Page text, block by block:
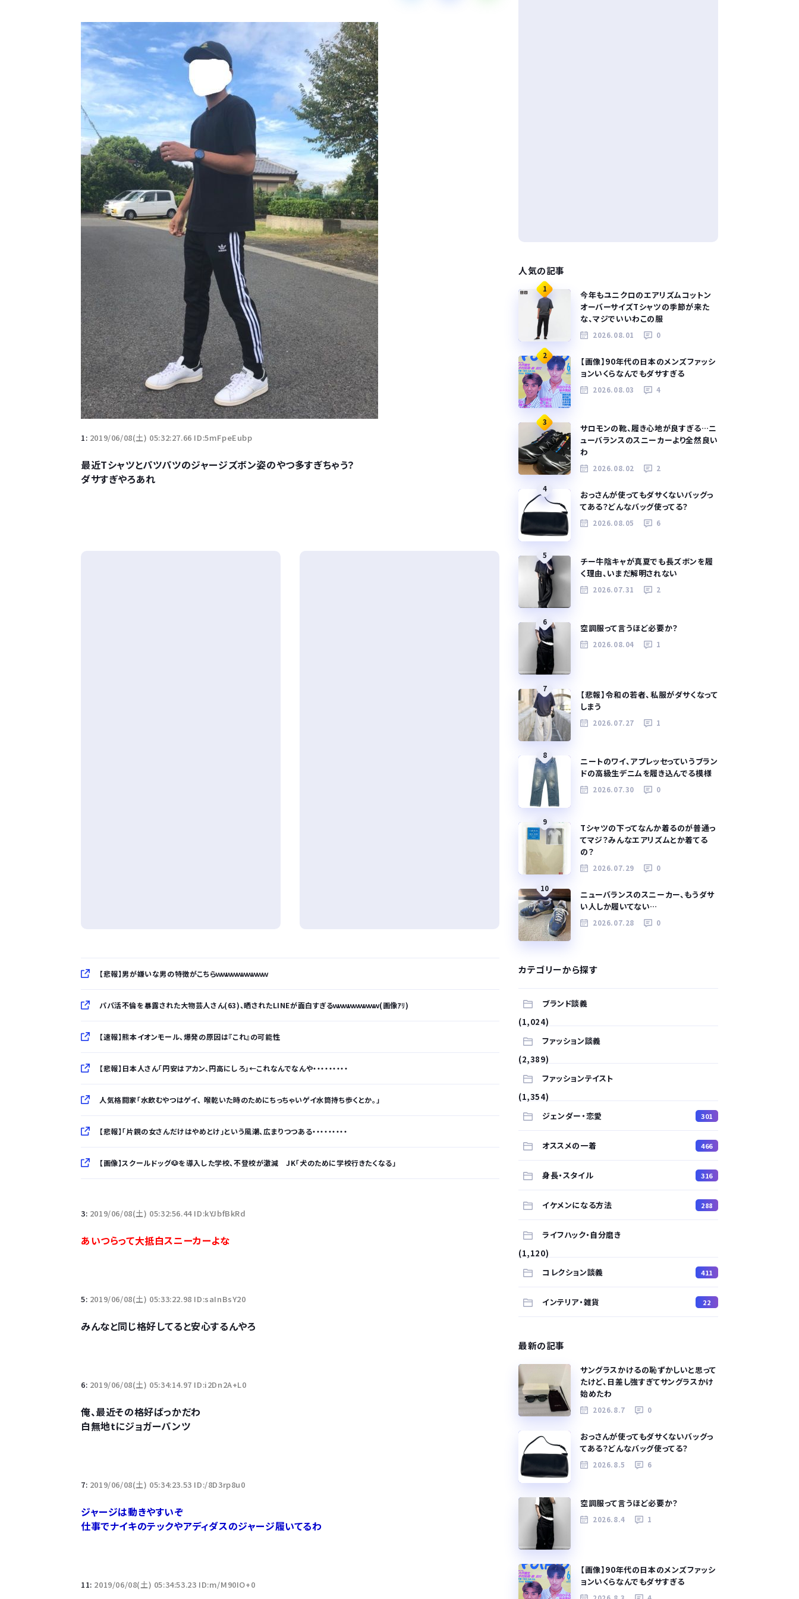
1: 2019/06/08(土) 05:32:27.66 ID:5mFpeEubp
最近Tシャツとパツパツのジャージズボン姿のやつ多すぎちゃう？
ダサすぎやろあれ
【悲報】男が嫌いな男の特徴がこちらｗｗｗｗｗｗｗｗｗｗ
パパ活不倫を暴露された大物芸人さん(63)、晒されたLINEが面白すぎるｗｗｗｗｗｗｗｗｗ(画像ｱﾘ)
【速報】熊本イオンモール、爆発の原因は『これ』の可能性
【悲報】日本人さん「円安はアカン、円高にしろ」←これなんでなんや・・・・・・・・・
人気格闘家「水飲むやつはゲイ、 喉乾いた時のためにちっちゃいゲイ水筒持ち歩くとか。」
【悲報】「片親の女さんだけはやめとけ」という風潮、広まりつつある・・・・・・・・・
【画像】スクールドッグ🐶を導入した学校、不登校が激減 JK「犬のために学校行きたくなる」
3: 2019/06/08(土) 05:32:56.44 ID:kYJbfBkRd
あいつらって大抵白スニーカーよな
5: 2019/06/08(土) 05:33:22.98 ID:saInBsY20
みんなと同じ格好してると安心するんやろ
6: 2019/06/08(土) 05:34:14.97 ID:i2Dn2A+L0
俺、最近その格好ばっかだわ
白無地tにジョガーパンツ
7: 2019/06/08(土) 05:34:23.53 ID:/8D3rp8u0
ジャージは動きやすいぞ
仕事でナイキのテックやアディダスのジャージ履いてるわ
11: 2019/06/08(土) 05:34:53.23 ID:m/M90IO+0
人気の記事
1
今年もユニクロのエアリズムコットン
オーバーサイズTシャツの季節が来た
な、マジでいいわこの服
2026.08.01 0
2
【画像】90年代の日本のメンズファッシ
ョンいくらなんでもダサすぎる
2026.08.03 4
3
サロモンの靴、履き心地が良すぎる…ニ
ューバランスのスニーカーより全然良い
わ
2026.08.02 2
4
おっさんが使ってもダサくないバッグっ
てある？どんなバッグ使ってる？
2026.08.05 6
5
チー牛陰キャが真夏でも長ズボンを履
く理由、いまだ解明されない
2026.07.31 2
6
空調服って言うほど必要か？
2026.08.04 1
7
【悲報】令和の若者、私服がダサくなって
しまう
2026.07.27 1
8
ニートのワイ、アプレッセっていうブラン
ドの高級生デニムを履き込んでる模様
2026.07.30 0
9
Tシャツの下ってなんか着るのが普通っ
てマジ？みんなエアリズムとか着てる
の？
2026.07.29 0
10
ニューバランスのスニーカー、もうダサ
い人しか履いてない…
2026.07.28 0
カテゴリーから探す
ブランド談義
(1,024)
ファッション談義
(2,389)
ファッションテイスト
(1,354)
ジェンダー・恋愛
301
オススメの一着 466
身長・スタイル 316
イケメンになる方法 288
ライフハック・自分磨き
(1,120)
コレクション談義
411
インテリア・雑貨 22
最新の記事
サングラスかけるの恥ずかしいと思って
たけど、日差し強すぎてサングラスかけ
始めたわ
2026.8.7 0
おっさんが使ってもダサくないバッグっ
てある？どんなバッグ使ってる？
2026.8.5 6
空調服って言うほど必要か？
2026.8.4 1
【画像】90年代の日本のメンズファッシ
ョンいくらなんでもダサすぎる